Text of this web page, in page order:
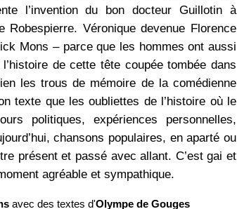
l’invention du bon docteur Guillotin à
Véronique devenue Florence
Mons – parce que les hommes ont aussi
de cette tête coupée tombée dans
les trous de mémoire de la comédienne
texte que les oubliettes de l’histoire où le
politiques, expériences personnelles,
chansons populaires, en aparté ou
présent et passé avec allant. C’est gai et
agréable et sympathique.
avec des textes d'Olympe de Gouges